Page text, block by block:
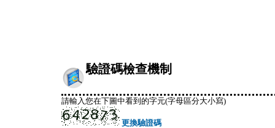
驗證碼檢查機制
請輸入您在下圖中看到的字元(字母區分大小寫)
更換驗證碼